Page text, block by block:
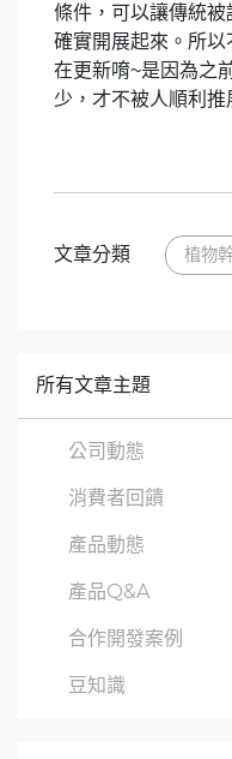
條件，可以讓傳統
確實開展起來。所
在更新唷~是因為之
少，才不被人順利推
文章分類 植物
所有文章主題
公司動態
消費者回饋
產品動態
產品Q&A
合作開發案例
豆知識